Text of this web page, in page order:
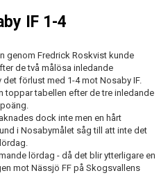
IF 1-4
genom Fredrick Roskvist kunde
de två målösa inledande
förlust med 1-4 mot Nosaby IF.
toppar tabellen efter de tre inledande
dock inte men en hårt
i Nosabymålet såg till att inte det
lördag - då det blir ytterligare en
mot Nässjö FF på Skogsvallens